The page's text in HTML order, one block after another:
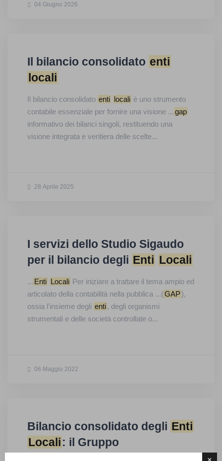
04 Giugno 2026
Il bilancio consolidato enti
locali
Il bilancio consolidato enti locali è uno strumento
contabile essenziale per fornire una visione ...gap
informativo dei bilanci singoli, restituendo una
visione integrata e veritiera delle scelte...
28 Aprile 2025
I servizi dello Studio Sigaudo
per il bilancio degli Enti Locali
... Enti Locali Per iniziare a trattare il tema ampio ed
articolato della contabilità nella pubblica ...(GAP),
ossia l'insieme degli enti, degli organismi
strumentali e delle società controllate o...
06 Maggio 2022
Bilancio consolidato degli Enti
Locali: il Gruppo